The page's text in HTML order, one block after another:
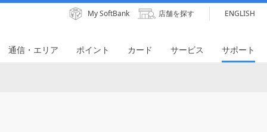
My SoftBank 店舗を探す ENGLISH
通信・エリア ポイント カード サービス サポート